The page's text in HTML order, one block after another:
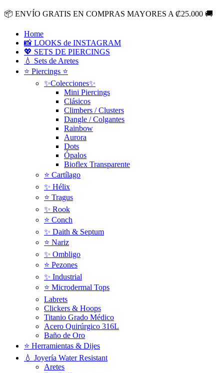
Ir
al
contenido
📦 ENVÍO GRATIS EN COMPRAS MAYORES A ₡25.000 🚚
Home
📸 LOOKS de INSTAGRAM
💖 SETS DE PIERCINGS
💧 Sets de Aretes
⭐ Piercings ⭐
✨Colecciones✨
Mini Piercings
Clásicos
Climbers / Clusters
Dangle / Colgantes
Rainbow
Aurora
Dots
Ópalos
Bioflex Transparente
⭐️ Cartílago
✨ Hélix
⭐ Tragus
✨ Rook
⭐️ Conch
✨ Daith & Septum
⭐️ Nariz
✨ Ombligo
⭐️ Pezones
✨ Industrial
⭐️ Microdermal Tops
Labrets
Clickers & Hoops
Titanio Grado Médico
Acero Quirúrgico 316L
Baño de Oro
⭐ Herramientas & Dijes
💧 Joyería Water Resistant
Aretes